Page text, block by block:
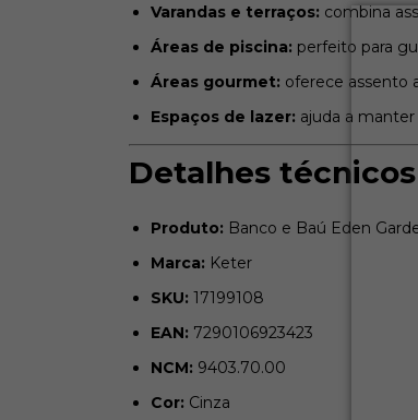
Varandas e terraços: combina
Áreas de piscina: perfeito para
Áreas gourmet: oferece assento
Espaços de lazer: ajuda a
Detalhes
Produto: Banco e Baú Eden
Marca: Keter
SKU: 17199108
EAN: 7290106923423
NCM: 9403.70.00
Cor: Cinza